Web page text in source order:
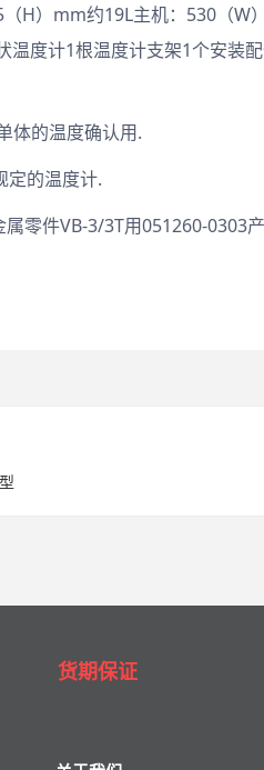
H）mm约19L主机：530（
温度计1根温度计支架1个安装
体的温度确认用.
定的温度计.
零件VB-3/3T用051260-0303
货期保证